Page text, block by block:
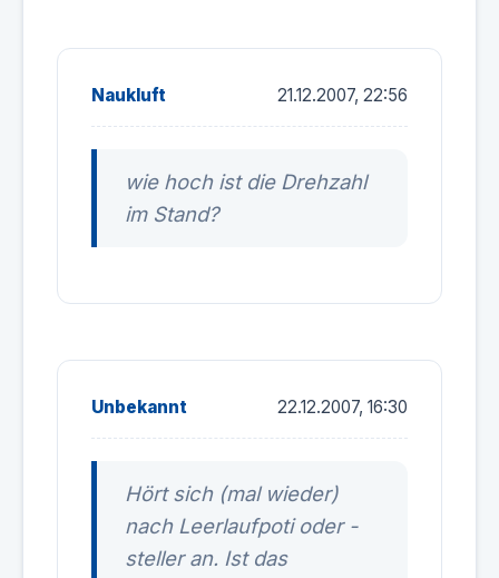
Naukluft 21.12.2007, 22:56
wie hoch ist die Drehzahl
im Stand?
Unbekannt 22.12.2007, 16:30
Hört sich (mal wieder)
nach Leerlaufpoti oder -
steller an. Ist das